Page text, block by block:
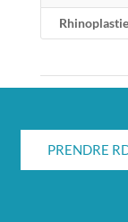
Rhinoplastie
PRENDRE